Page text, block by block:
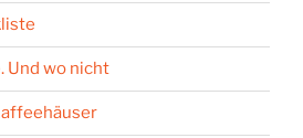
Und wo nicht